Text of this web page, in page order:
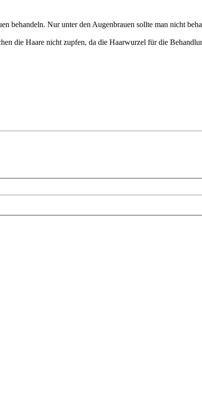
behandeln. Nur unter den Augenbrauen sollte man nicht
die Haare nicht zupfen, da die Haarwurzel für die